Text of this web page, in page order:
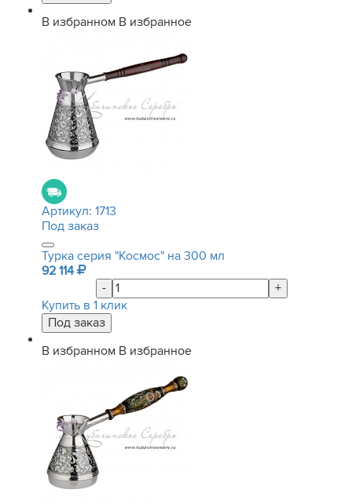
В избранном В избранное
Артикул: 1713
Под заказ
Турка серия "Космос" на 300 мл
92 114
-
+
Купить в 1 клик
В избранном В избранное